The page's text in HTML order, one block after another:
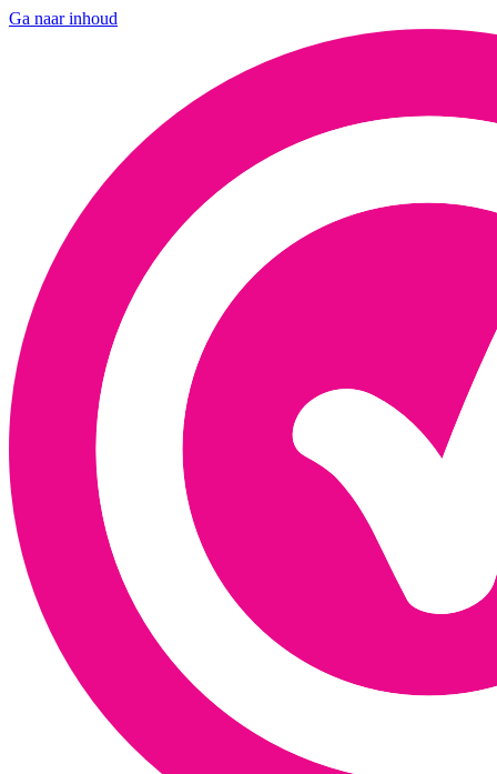
Ga naar inhoud